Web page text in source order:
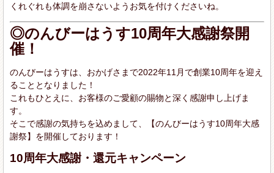
くれぐれも体調を崩さないようお気を付けくださいね。
◎のんびーはうす10周年大感謝祭開
催！
のんびーはうすは、おかげさまで2022年11月で創業10周年を迎え
ることとなりました！
これもひとえに、お客様のご愛顧の賜物と深く感謝申し上げま
す。
そこで感謝の気持ちを込めまして、【のんびーはうす10周年大感
謝祭】を開催しております！
10周年大感謝・還元キャンペーン